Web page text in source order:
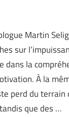
Martin
sur
dans la
À la
perd du terrain
que des …